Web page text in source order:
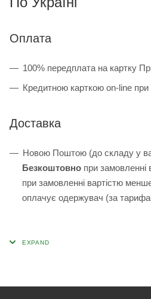
Оплата
100% передплата на картку
Кредитною карткою on-line
Доставка
Новою Поштою (до складу у
Безкоштовно при замовленні
при замовленні вартістю
оплачує одержувач (за